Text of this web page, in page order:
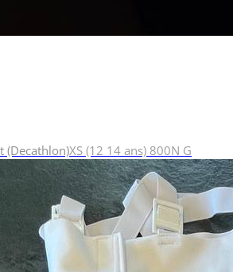
(Decathlon)XS (12 14 ans) 800N G